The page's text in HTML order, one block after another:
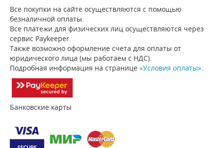
Все покупки на сайте осуществляются с помощью
безналичной оплаты.
Все платежи для физических лиц осуществляются через
сервис Paykeeper.
Также возможно оформление счета для оплаты от
юридического лица (мы работаем с НДС).
Подробная информация на странице «Условия оплаты».
Банковские карты